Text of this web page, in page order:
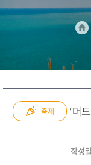
축제
‘머
작성일